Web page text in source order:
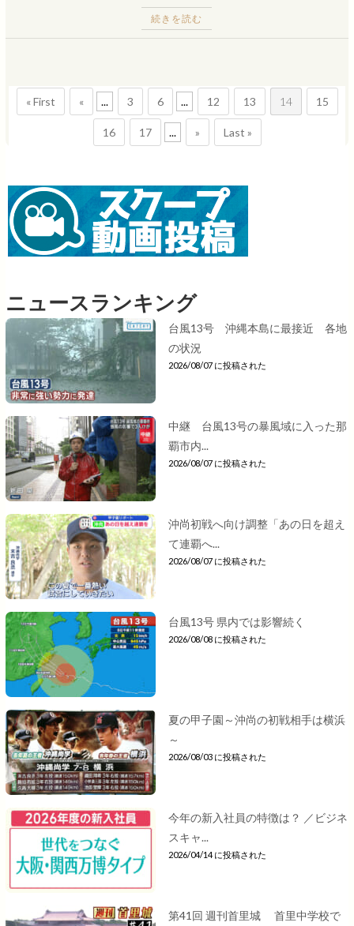
続きを読む
« First « ... 3 6 ... 12 13 14 15
16 17 ... » Last »
ニュースランキング
台風13号 沖縄本島に最接近 各地
の状況
2026/08/07 に投稿された
中継 台風13号の暴風域に入った那
覇市内...
2026/08/07 に投稿された
沖尚初戦へ向け調整「あの日を超え
て連覇へ...
2026/08/07 に投稿された
台風13号 県内では影響続く
2026/08/08 に投稿された
夏の甲子園～沖尚の初戦相手は横浜
～
2026/08/03 に投稿された
今年の新入社員の特徴は？ ／ビジネ
スキャ...
2026/04/14 に投稿された
第41回 週刊首里城 首里中学校で